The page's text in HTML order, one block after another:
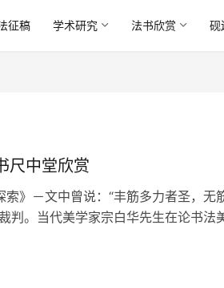
征稿 学术研究 法书欣赏 砚
尺中堂欣赏
》－文中曾说：“丰筋多力者圣，无
判。当代美学家宗白华先生在论书法